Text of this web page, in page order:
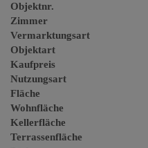
Objektnr.
Zimmer
Vermarktungsart
Objektart
Kaufpreis
Nutzungsart
Fläche
Wohnfläche
Kellerfläche
Terrassenfläche